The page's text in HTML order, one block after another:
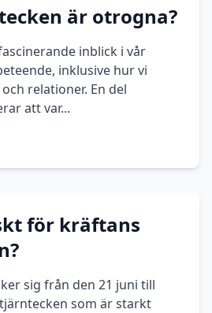
är otrogna?
inblick i vår
inklusive hur vi
relationer. En del
att var...
för kräftans
sig från den 21 juni till
som är starkt